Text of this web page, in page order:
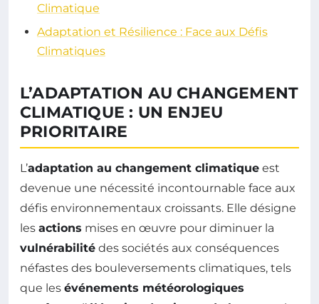
Climatique
Adaptation et Résilience : Face aux Défis
Climatiques
L’ADAPTATION AU CHANGEMENT
CLIMATIQUE : UN ENJEU
PRIORITAIRE
L’adaptation au changement climatique est
devenue une nécessité incontournable face aux
défis environnementaux croissants. Elle désigne
les actions mises en œuvre pour diminuer la
vulnérabilité des sociétés aux conséquences
néfastes des bouleversements climatiques, tels
que les événements météorologiques